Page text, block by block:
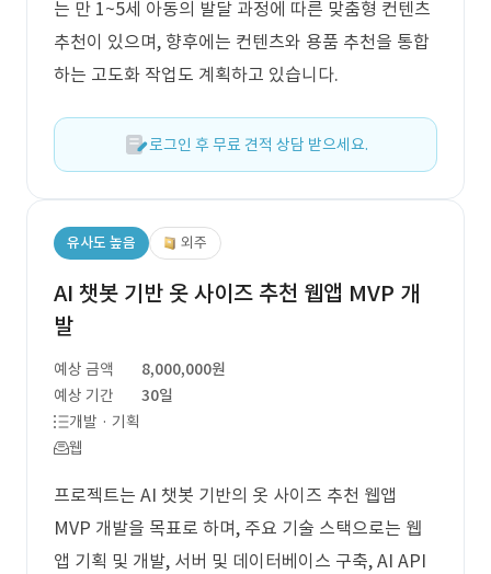
는 만 1~5세 아동의 발달 과정에 따른 맞춤형 컨텐츠
추천이 있으며, 향후에는 컨텐츠와 용품 추천을 통합
하는 고도화 작업도 계획하고 있습니다.
로그인 후 무료 견적 상담 받으세요.
유사도 높음 외주
AI 챗봇 기반 옷 사이즈 추천 웹앱 MVP 개
발
예상 금액
8,000,000원
예상 기간
30일
개발 · 기획
웹
프로젝트는 AI 챗봇 기반의 옷 사이즈 추천 웹앱
MVP 개발을 목표로 하며, 주요 기술 스택으로는 웹
앱 기획 및 개발, 서버 및 데이터베이스 구축, AI API